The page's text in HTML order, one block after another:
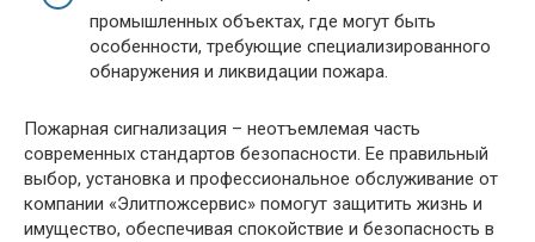
промышленных объектах, где могут быть
особенности, требующие специализированного
обнаружения и ликвидации пожара.
Пожарная сигнализация – неотъемлемая часть
современных стандартов безопасности. Ее правильный
выбор, установка и профессиональное обслуживание от
компании «Элитпожсервис» помогут защитить жизнь и
имущество, обеспечивая спокойствие и безопасность в